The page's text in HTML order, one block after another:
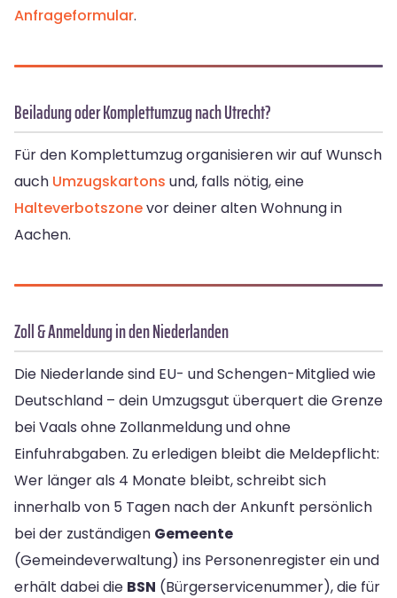
Anfrageformular.
Beiladung oder Komplettumzug nach Utrecht?
Für den Komplettumzug organisieren wir auf Wunsch
auch Umzugskartons und, falls nötig, eine
Halteverbotszonevor deiner alten Wohnung in
Aachen.
Zoll & Anmeldung in den Niederlanden
Die Niederlande sind EU- und Schengen-Mitglied wie
Deutschland – dein Umzugsgut überquert die Grenze
bei Vaals ohne Zollanmeldung und ohne
Einfuhrabgaben. Zu erledigen bleibt die Meldepflicht:
Wer länger als 4 Monate bleibt, schreibt sich
innerhalb von 5 Tagen nach der Ankunft persönlich
bei der zuständigen Gemeente
(Gemeindeverwaltung) ins Personenregister ein und
erhält dabei die BSN (Bürgerservicenummer), die für